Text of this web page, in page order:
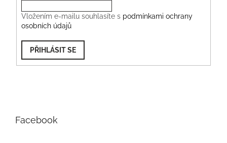
Vložením e-mailu souhlasíte s podmínkami ochrany
osobních údajů
PŘIHLÁSIT SE
Facebook